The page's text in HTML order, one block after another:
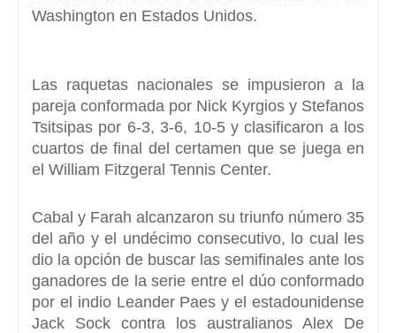
Washington en Estados Unidos.
Las raquetas nacionales se impusieron a la
pareja conformada por Nick Kyrgios y Stefanos
Tsitsipas por 6-3, 3-6, 10-5 y clasificaron a los
cuartos de final del certamen que se juega en
el William Fitzgeral Tennis Center.
Cabal y Farah alcanzaron su triunfo número 35
del año y el undécimo consecutivo, lo cual les
dio la opción de buscar las semifinales ante los
ganadores de la serie entre el dúo conformado
por el indio Leander Paes y el estadounidense
Jack Sock contra los australianos Alex De